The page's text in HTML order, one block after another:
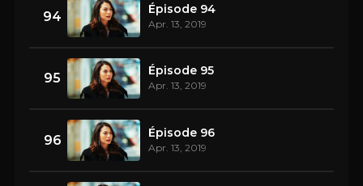
94 Épisode 94
Apr. 13, 2019
95 Épisode 95
Apr. 13, 2019
96 Épisode 96
Apr. 13, 2019